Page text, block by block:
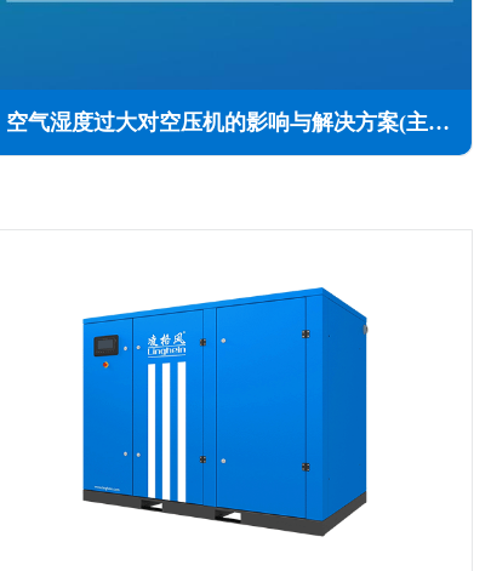
空气湿度过大对空压机的影响与解决方案(主要体现在这几个方面)